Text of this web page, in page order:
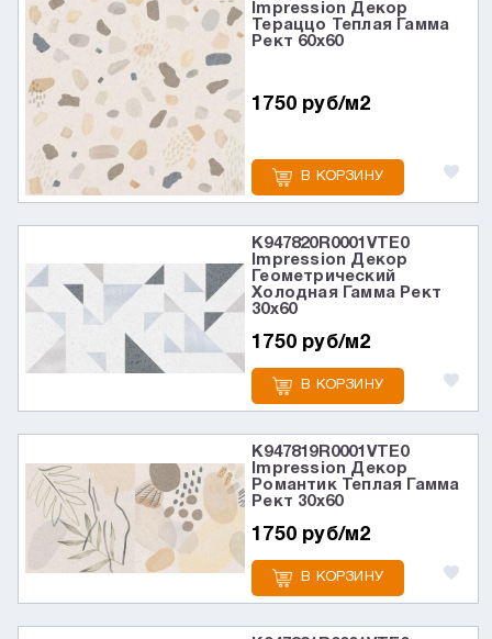
Impression Декор
Тераццо Теплая Гамма
Рект 60х60
1750 руб/м2
В КОРЗИНУ
K947820R0001VTE0
Impression Декор
Геометрический
Холодная Гамма Рект
30x60
1750 руб/м2
В КОРЗИНУ
K947819R0001VTE0
Impression Декор
Романтик Теплая Гамма
Рект 30x60
1750 руб/м2
В КОРЗИНУ